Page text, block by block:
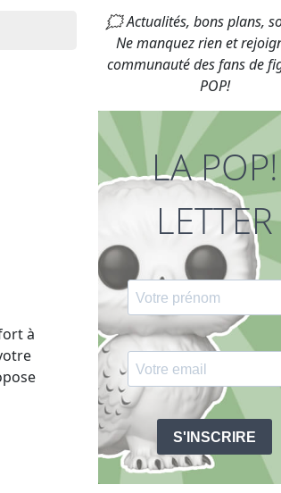
à
🗯 Actualités, bons plans,
Ne manquez rien et
communauté des fans de
POP!
LA POP!
LETTER
S'INSCRIRE